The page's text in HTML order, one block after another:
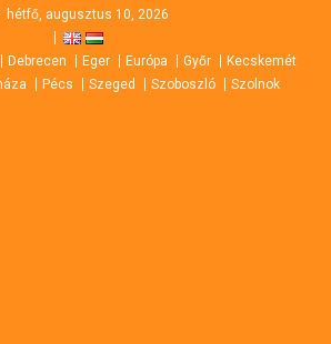
hétfő, augusztus 10, 2026
Debrecen Eger Európa Győr
Kecskemét
Pécs Szeged Szoboszló Szolnok